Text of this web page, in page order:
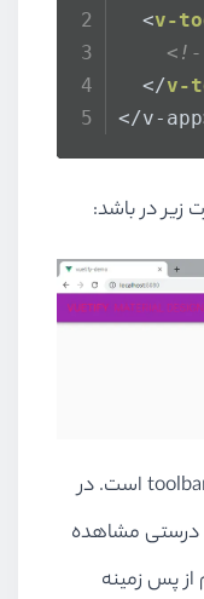
<v-
</v-
</v-
در باشد:
این بار مشکل از رنگ اصلی قسمت toolbar است. در
درستی مشاهده
پس زمینه